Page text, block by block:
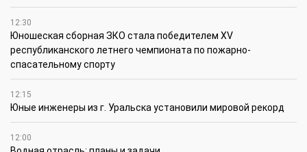
12:30
Юношеская сборная ЗКО стала победителем XV
республиканского летнего чемпионата по пожарно-
спасательному спорту
12:15
Юные инженеры из г. Уральска установили мировой рекорд
12:00